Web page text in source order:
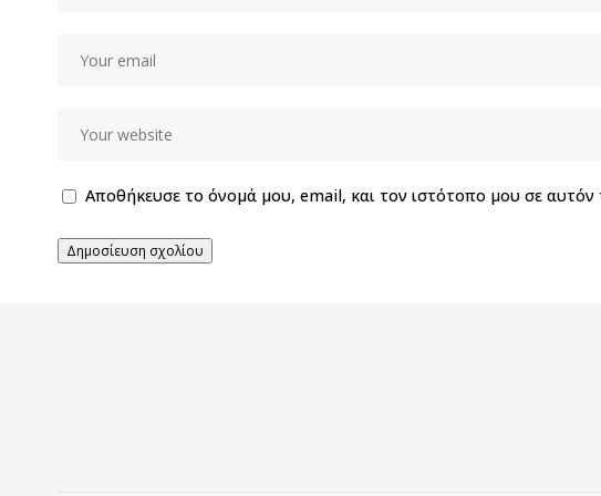
Αποθήκευσε το όνομά μου, email, και τον ιστότοπο μου σε